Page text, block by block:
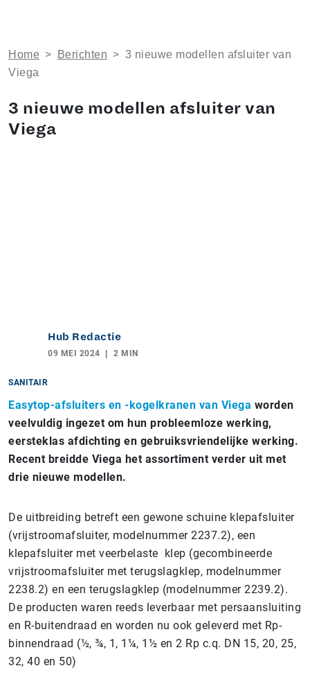
Home > Berichten > 3 nieuwe modellen afsluiter van
Viega
3 nieuwe modellen afsluiter van
Viega
Hub Redactie
09 MEI 2024 2 MIN
SANITAIR
Easytop-afsluiters en -kogelkranen van Viega worden
veelvuldig ingezet om hun probleemloze werking,
eersteklas afdichting en gebruiksvriendelijke werking.
Recent breidde Viega het assortiment verder uit met
drie nieuwe modellen.
De uitbreiding betreft een gewone schuine klepafsluiter
(vrijstroomafsluiter, modelnummer 2237.2), een
klepafsluiter met veerbelaste klep (gecombineerde
vrijstroomafsluiter met terugslagklep, modelnummer
2238.2) en een terugslagklep (modelnummer 2239.2).
De producten waren reeds leverbaar met persaansluiting
en R-buitendraad en worden nu ook geleverd met Rp-
binnendraad (½, ¾, 1, 1¼, 1½ en 2 Rp c.q. DN 15, 20, 25,
32, 40 en 50)